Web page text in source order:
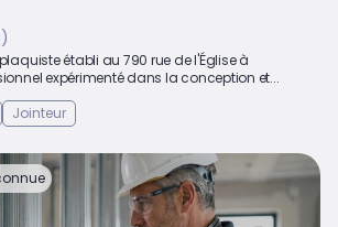
établi au 790 rue de l'Église à
expérimenté dans la conception et...
Jointeur